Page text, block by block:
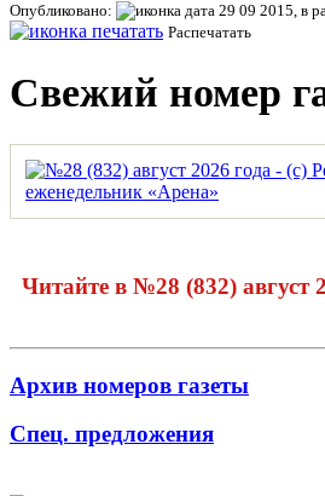
Опубликовано:
29 09 2015, в
Распечатать
Свежий номер
Читайте в №28 (832) август
Архив номеров газеты
Спец. предложения